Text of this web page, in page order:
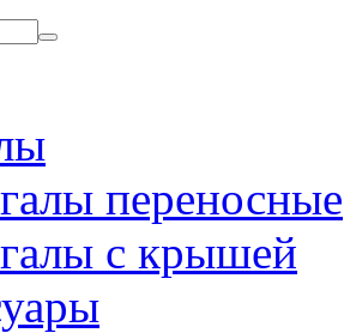
переносные
с крышей